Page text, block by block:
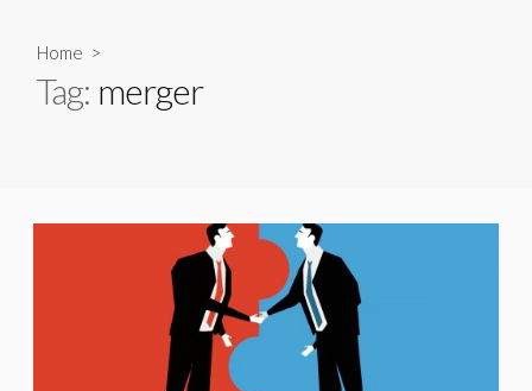
Home >
Tag: merger